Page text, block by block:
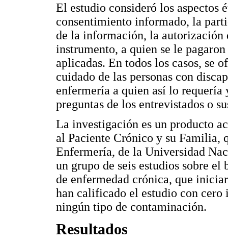
El estudio consideró los aspectos
consentimiento informado, la
de la información, la
instrumento, a quien se le
aplicadas. En todos los casos, se
cuidado de las personas con
enfermería a quien así lo requería
preguntas de los entrevistados o
La investigación es un producto
al Paciente Crónico y su Familia,
Enfermería, de la Universidad
un grupo de seis estudios sobre
de enfermedad crónica, que
han calificado el estudio con cero
ningún tipo de contaminación.
Resultados